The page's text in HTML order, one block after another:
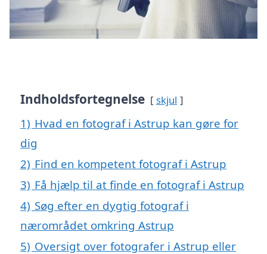
Indholdsfortegnelse skjul
1) Hvad en fotograf i Astrup kan gøre for
dig
2) Find en kompetent fotograf i Astrup
3) Få hjælp til at finde en fotograf i Astrup
4) Søg efter en dygtig fotograf i
nærområdet omkring Astrup
5) Oversigt over fotografer i Astrup eller